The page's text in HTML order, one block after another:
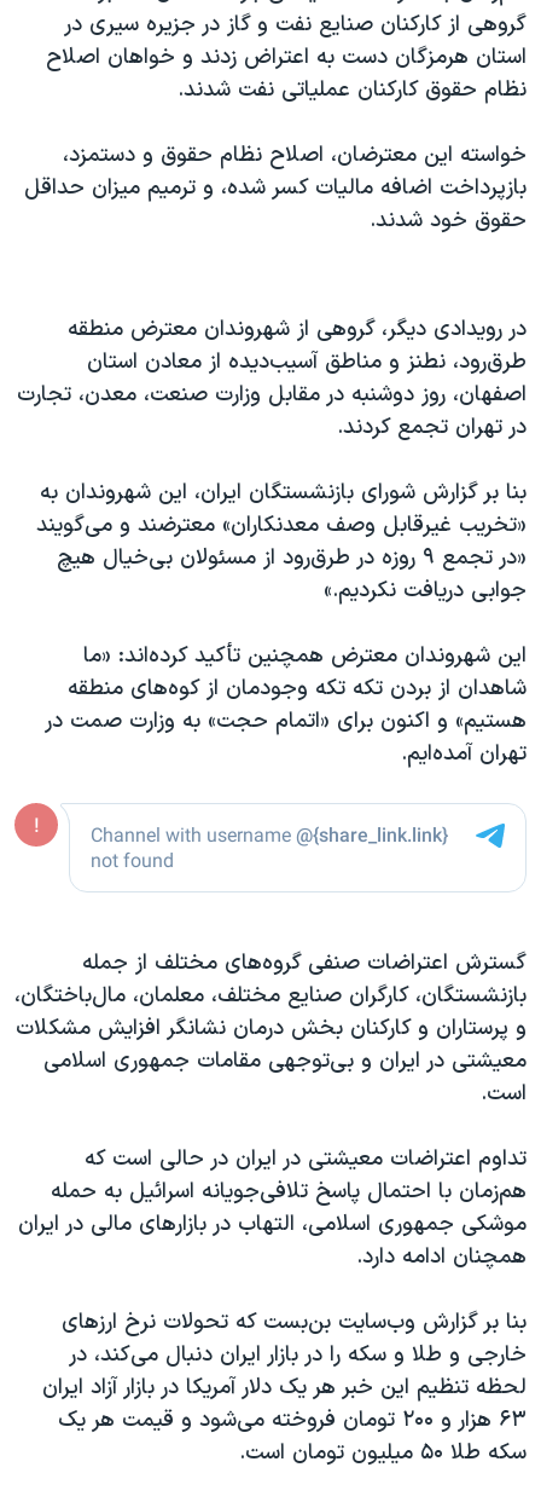
گروهی از کارکنان صنایع نفت و گاز در جزیره سیری در
استان هرمزگان دست به اعتراض زدند و خواهان اصلاح
نظام حقوق کارکنان عملیاتی نفت شدند.
خواسته این معترضان، اصلاح نظام حقوق و دستمزد،
بازپرداخت اضافه مالیات کسر شده، و ترمیم میزان حداقل
حقوق خود شدند.
در رویدادی دیگر، گروهی از شهروندان معترض منطقه
طرق‌رود، نطنز و مناطق آسیب‌دیده از معادن استان
اصفهان، روز دوشنبه در مقابل وزارت صنعت، معدن،‌ تجارت
در تهران تجمع کردند.
بنا بر گزارش شورای بازنشستگان ایران، این شهروندان به
«تخریب غیرقابل وصف معدنکاران» معترضند و می‌گویند
«در تجمع ۹ روزه در طرق‌رود از مسئولان بی‌خیال هیچ
جوابی دریافت نکردیم.»
این شهروندان معترض همچنین تأکید کرده‌اند: «ما
شاهدان از بردن تکه تکه وجودمان از کوه‌های منطقه
هستیم» و اکنون برای «اتمام حجت» به وزارت صمت در
تهران آمده‌ایم.
گسترش اعتراضات صنفی گروه‌های مختلف از جمله
بازنشستگان، کارگران صنایع مختلف، معلمان، مال‌باختگان،
و پرستاران و کارکنان بخش درمان نشانگر افزایش مشکلات
معیشتی در ایران و بی‌توجهی مقامات جمهوری اسلامی
است.
تداوم اعتراضات معیشتی در ایران در حالی است که
هم‌زمان با احتمال پاسخ تلافی‌جویانه اسرائیل به حمله
موشکی جمهوری اسلامی، التهاب در بازارهای مالی در ایران
همچنان ادامه دارد.
بنا بر گزارش وب‌سایت بن‌بست که تحولات نرخ ارزهای
خارجی و طلا و سکه را در بازار ایران دنبال می‌کند، در
لحظه تنظیم این خبر هر یک دلار آمریکا در بازار آزاد ایران
۶۳ هزار و ۲۰۰ تومان فروخته می‌شود و قیمت هر یک
سکه طلا ۵۰ میلیون تومان است.